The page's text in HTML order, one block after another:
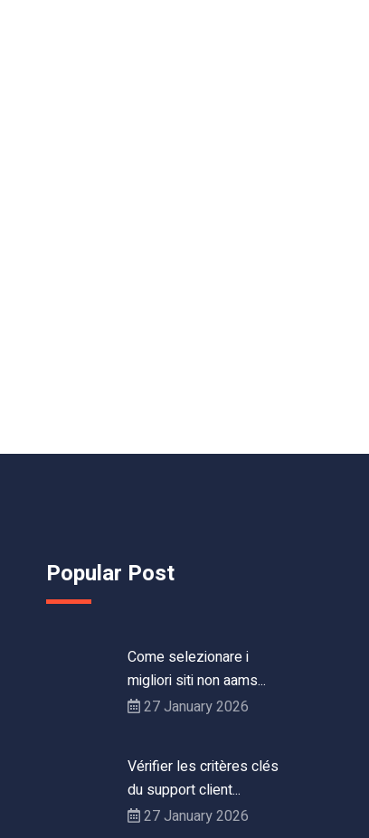
Popular Post
Come selezionare i
migliori siti non aams...
27 January 2026
Vérifier les critères clés
du support client...
27 January 2026